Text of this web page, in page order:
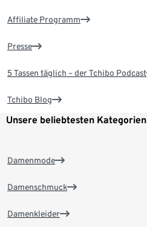
Affiliate Programm
Presse
5 Tassen täglich – der Tchibo Podcast
Tchibo Blog
Unsere beliebtesten Kategorien
Damenmode
Damenschmuck
Damenkleider